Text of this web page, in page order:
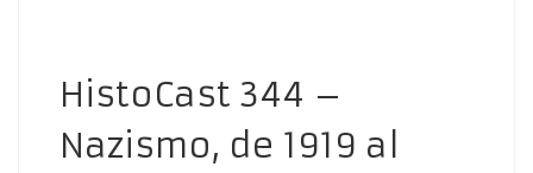
HistoCast 344 –
Nazismo, de 1919 al